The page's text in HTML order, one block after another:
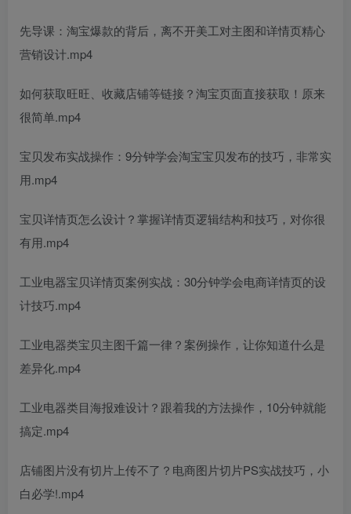
先导课：淘宝爆款的背后，离不开美工对主图和详情页精心
营销设计.mp4
如何获取旺旺、收藏店铺等链接？淘宝页面直接获取！原来
很简单.mp4
宝贝发布实战操作：9分钟学会淘宝宝贝发布的技巧，非常实
用.mp4
宝贝详情页怎么设计？掌握详情页逻辑结构和技巧，对你很
有用.mp4
工业电器宝贝详情页案例实战：30分钟学会电商详情页的设
计技巧.mp4
工业电器类宝贝主图千篇一律？案例操作，让你知道什么是
差异化.mp4
工业电器类目海报难设计？跟着我的方法操作，10分钟就能
搞定.mp4
店铺图片没有切片上传不了？电商图片切片PS实战技巧，小
白必学!.mp4